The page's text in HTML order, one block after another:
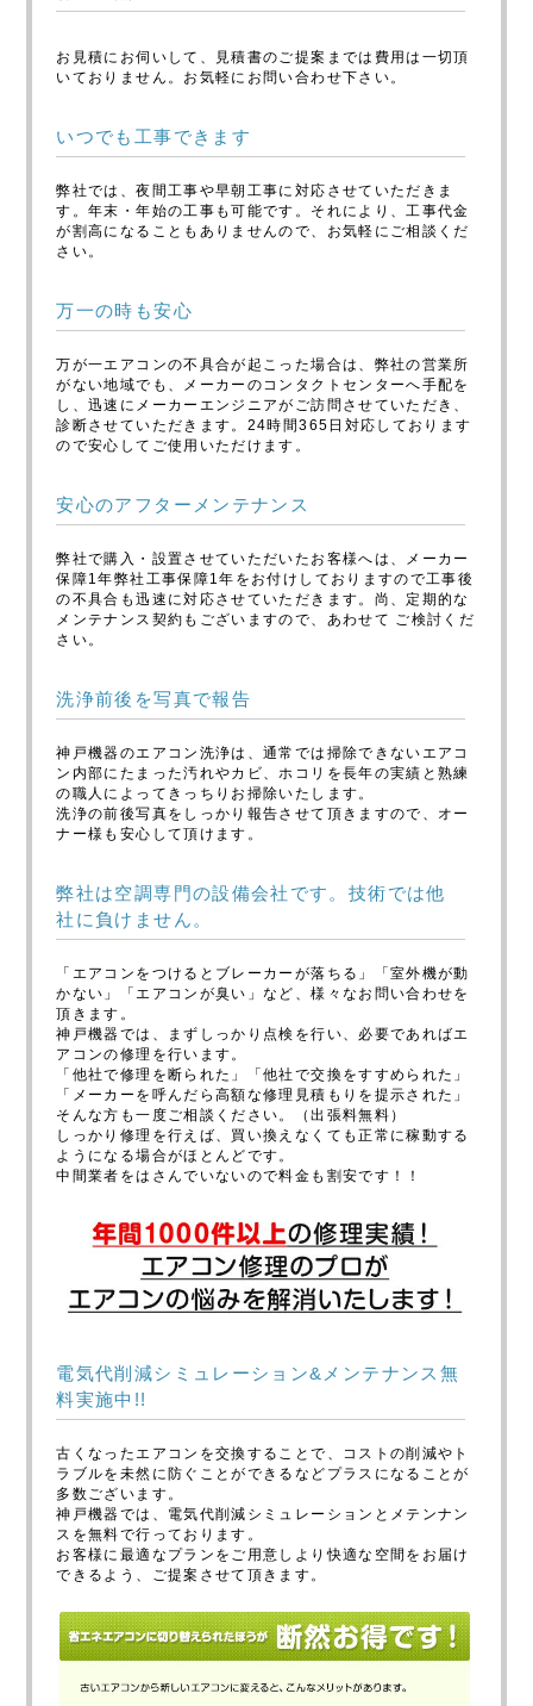
お見積にお伺いして、見積書のご提案までは費用は一切頂
いておりません。お気軽にお問い合わせ下さい。
いつでも工事できます
弊社では、夜間工事や早朝工事に対応させていただきま
す。年末・年始の工事も可能です。それにより、工事代金
が割高になることもありませんので、お気軽にご相談くだ
さい。
万一の時も安心
万が一エアコンの不具合が起こった場合は、弊社の営業所
がない地域でも、メーカーのコンタクトセンターへ手配を
し、迅速にメーカーエンジニアがご訪問させていただき、
診断させていただきます。24時間365日対応しております
ので安心してご使用いただけます。
安心のアフターメンテナンス
弊社で購入・設置させていただいたお客様へは、メーカー
保障1年弊社工事保障1年をお付けしておりますので工事後
の不具合も迅速に対応させていただきます。尚、定期的な
メンテナンス契約もございますので、あわせて ご検討くだ
さい。
洗浄前後を写真で報告
神戸機器のエアコン洗浄は、通常では掃除できないエアコ
ン内部にたまった汚れやカビ、ホコリを長年の実績と熟練
の職人によってきっちりお掃除いたします。
洗浄の前後写真をしっかり報告させて頂きますので、オー
ナー様も安心して頂けます。
弊社は空調専門の設備会社です。技術では他
社に負けません。
「エアコンをつけるとブレーカーが落ちる」「室外機が動
かない」「エアコンが臭い」など、様々なお問い合わせを
頂きます。
神戸機器では、まずしっかり点検を行い、必要であればエ
アコンの修理を行います。
「他社で修理を断られた」「他社で交換をすすめられた」
「メーカーを呼んだら高額な修理見積もりを提示された」
そんな方も一度ご相談ください。（出張料無料）
しっかり修理を行えば、買い換えなくても正常に稼動する
ようになる場合がほとんどです。
中間業者をはさんでいないので料金も割安です！！
電気代削減シミュレーション&メンテナンス無
料実施中!!
古くなったエアコンを交換することで、コストの削減やト
ラブルを未然に防ぐことができるなどプラスになることが
多数ございます。
神戸機器では、電気代削減シミュレーションとメテンナン
スを無料で行っております。
お客様に最適なプランをご用意しより快適な空間をお届け
できるよう、ご提案させて頂きます。